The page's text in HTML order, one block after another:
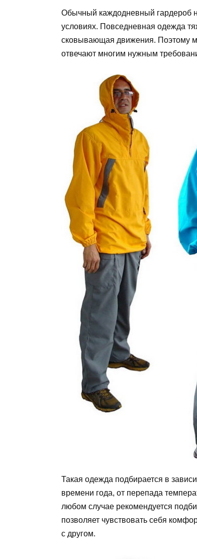
Обычный каждодневный гардероб
условиях. Повседневная одежда
сковывающая движения. Поэтому
отвечают многим нужным
Такая одежда подбирается в
времени года, от перепада
любом случае рекомендуется
позволяет чувствовать себя
с другом.